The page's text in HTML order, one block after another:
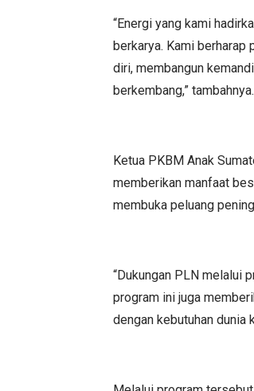
“Energi yang kami
berkarya. Kami berharap
diri, membangun
berkembang,” tambahnya.
Ketua PKBM Anak
memberikan manfaat
membuka peluang
“Dukungan PLN melalui
program ini juga
dengan kebutuhan dunia